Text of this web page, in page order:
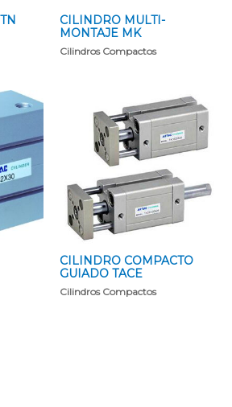
CILINDRO MULTI-
MONTAJE MK
Cilindros Compactos
CILINDRO COMPACTO
GUIADO TACE
Cilindros Compactos